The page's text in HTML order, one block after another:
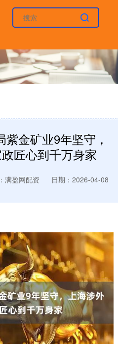
金矿业9年坚守，
匠心到千万身家
满盈网配资
日期：2026-04-08